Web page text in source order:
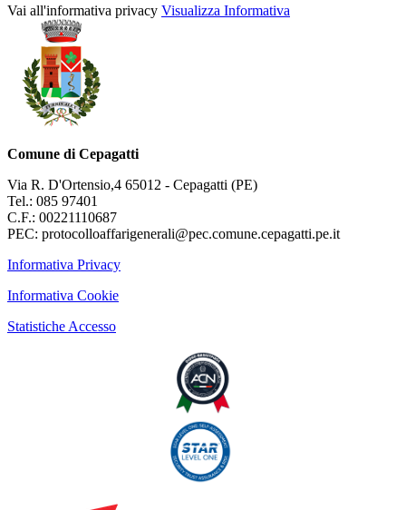
Vai all'informativa privacy Visualizza Informativa
Comune di Cepagatti
Via R. D'Ortensio,4 65012 - Cepagatti (PE)
Tel.: 085 97401
C.F.: 00221110687
PEC: protocolloaffarigenerali@pec.comune.cepagatti.pe.it
Informativa Privacy
Informativa Cookie
Statistiche Accesso